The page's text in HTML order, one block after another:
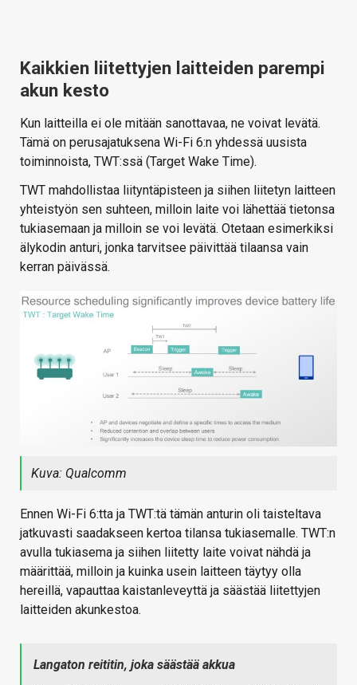
Kaikkien liitettyjen laitteiden parempi
akun kesto
Kun laitteilla ei ole mitään sanottavaa, ne voivat levätä.
Tämä on perusajatuksena Wi-Fi 6:n yhdessä uusista
toiminnoista, TWT:ssä (Target Wake Time).
TWT mahdollistaa liityntäpisteen ja siihen liitetyn laitteen
yhteistyön sen suhteen, milloin laite voi lähettää tietonsa
tukiasemaan ja milloin se voi levätä. Otetaan esimerkiksi
älykodin anturi, jonka tarvitsee päivittää tilaansa vain
kerran päivässä.
Kuva: Qualcomm
Ennen Wi-Fi 6:tta ja TWT:tä tämän anturin oli taisteltava
jatkuvasti saadakseen kertoa tilansa tukiasemalle. TWT:n
avulla tukiasema ja siihen liitetty laite voivat nähdä ja
määrittää, milloin ja kuinka usein laitteen täytyy olla
hereillä, vapauttaa kaistanleveyttä ja säästää liitettyjen
laitteiden akunkestoa.
Langaton reititin, joka säästää akkua